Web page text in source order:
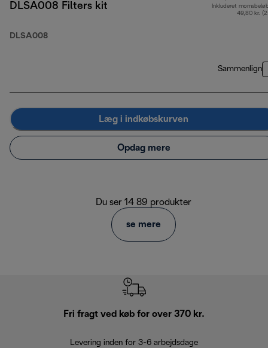
DLSA008 Filters kit
DLSA008
Inkluderet
49,80 kr.
Sammenlign
Læg i indkøbskurven
Opdag mere
Du ser 14 89 produkter
se mere
Fri fragt ved køb for over 370 kr.
Levering inden for 3-6 arbejdsdage